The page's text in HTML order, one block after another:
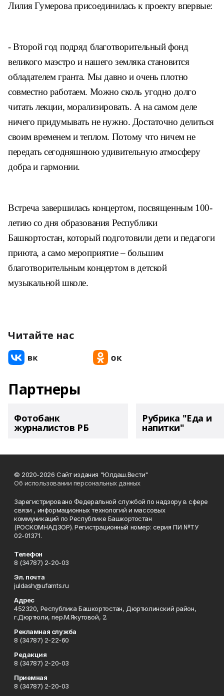
Лилия Гумерова присоединилась к проекту впервые:
- Второй год подряд благотворительный фонд
великого маэстро и нашего земляка становится
обладателем гранта. Мы давно и очень плотно
совместно работаем. Можно сколь угодно долго
читать лекции, морализировать. А на самом деле
ничего придумывать не нужно. Достаточно делиться
своим временем и теплом. Потому что ничем не
передать сегодняшнюю удивительную атмосферу
добра и гармонии.
Встреча завершилась концертом, посвященным 100-
летию со дня образования Республики
Башкортостан, который подготовили дети и педагоги
приюта, а само мероприятие – большим
благотворительным концертом в детской
музыкальной школе.
Читайте нас
Партнеры
Фотобанк
журналистов РБ
Рубрика "Еда и
напитки"
© 2020-2026 Сайт издания "Юлдаш.Вести"
Об использовании персональных данных
Зарегистрировано Федеральной службой по надзору в сфере
связи , информационных технологий и массовых
коммуникаций по Республике Башкортостан
(РОСКОМНАДЗОР). Регистрационный номер: серия ПИ №ТУ
02-01371.
Телефон
8 (34787) 2-20-03
Эл. почта
juldash@ufamts.ru
Адрес
452320, Республика Башкортостан, Дюртюлинский район,
г.Дюртюли, пер.М.Якутовой, 2.
Рекламная служба
8 (34787) 2-22-60
Редакция
8 (34787) 2-20-03
Приемная
8 (34787) 2-20-03